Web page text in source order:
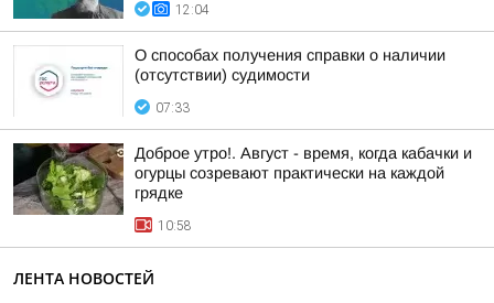
12:04
О способах получения справки о наличии
(отсутствии) судимости
07:33
Доброе утро!. Август - время, когда кабачки и
огурцы созревают практически на каждой
грядке
10:58
ЛЕНТА НОВОСТЕЙ